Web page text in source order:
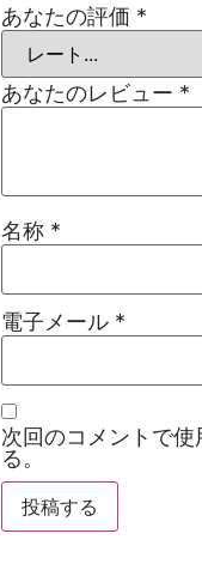
あなたの評価 *
あなたのレビュー *
名称 *
電子メール *
次回のコメントで
る。